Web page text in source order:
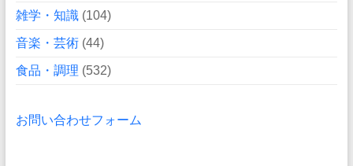
雑学・知識(104)
音楽・芸術(44)
食品・調理 (532)
お問い合わせフォーム